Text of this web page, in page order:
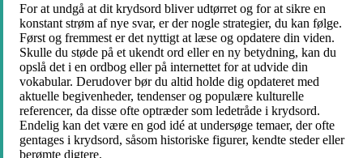
For at undgå at dit krydsord bliver udtørret og for at sikre en
konstant strøm af nye svar, er der nogle strategier, du kan følge.
Først og fremmest er det nyttigt at læse og opdatere din viden.
Skulle du støde på et ukendt ord eller en ny betydning, kan du
opslå det i en ordbog eller på internettet for at udvide din
vokabular. Derudover bør du altid holde dig opdateret med
aktuelle begivenheder, tendenser og populære kulturelle
referencer, da disse ofte optræder som ledetråde i krydsord.
Endelig kan det være en god idé at undersøge temaer, der ofte
gentages i krydsord, såsom historiske figurer, kendte steder eller
berømte digtere.